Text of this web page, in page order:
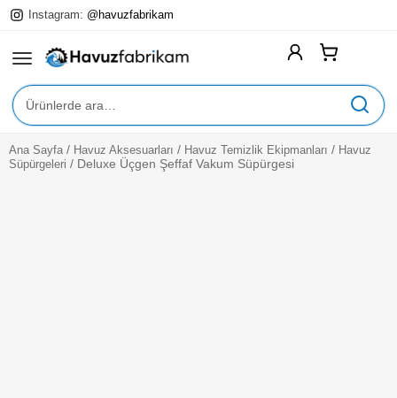
Instagram: @havuzfabrikam
Ara:
Yüzme Havuzları
Ana Sayfa / Havuz Aksesuarları / Havuz Temizlik Ekipmanları / Havuz
Süpürgeleri / Deluxe Üçgen Şeffaf Vakum Süpürgesi